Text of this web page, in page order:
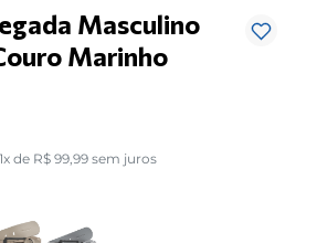
Masculino
Marinho
1x de R$ 99,99sem juros